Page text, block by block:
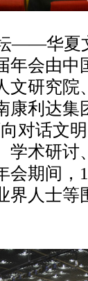
——华夏
年会由中
文研究
康利达集
对话文
学术研讨
会期间，
界人士等